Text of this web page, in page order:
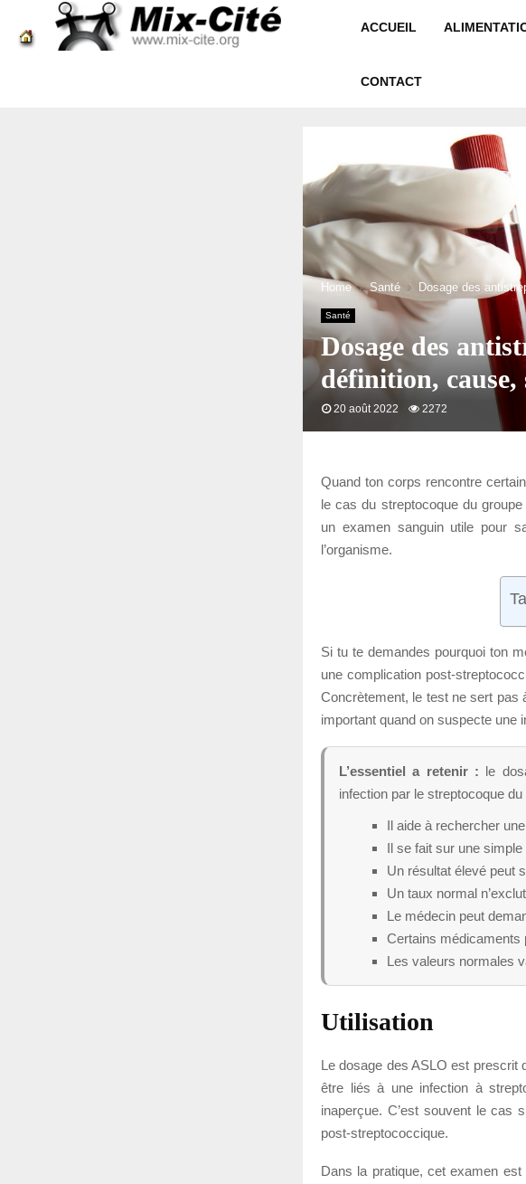
ACCUEIL
CONTACT
Home Santé Dosage des
Santé
Dosage des
définition,
20 août 2022 2272
Quand ton corps rencontre
le cas du streptocoque du
un examen sanguin utile pour
l’organisme.
Si tu te demandes pourquoi ton
une complication post-
Concrètement, le test ne sert pas
important quand on suspecte une
L’essentiel a retenir : le
infection par le streptocoque du
Il aide à rechercher
Il se fait sur une
Un résultat élevé peut
Un taux normal
Le médecin peut
Certains médicaments
Les valeurs normales
Utilisation
Le dosage des ASLO est
être liés à une infection à
inaperçue. C’est souvent le cas
post-streptococcique.
Dans la pratique, cet examen